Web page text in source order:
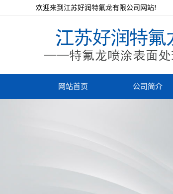
欢迎来到江苏好润特氟龙有限公司网站!
网站首页 公司简介